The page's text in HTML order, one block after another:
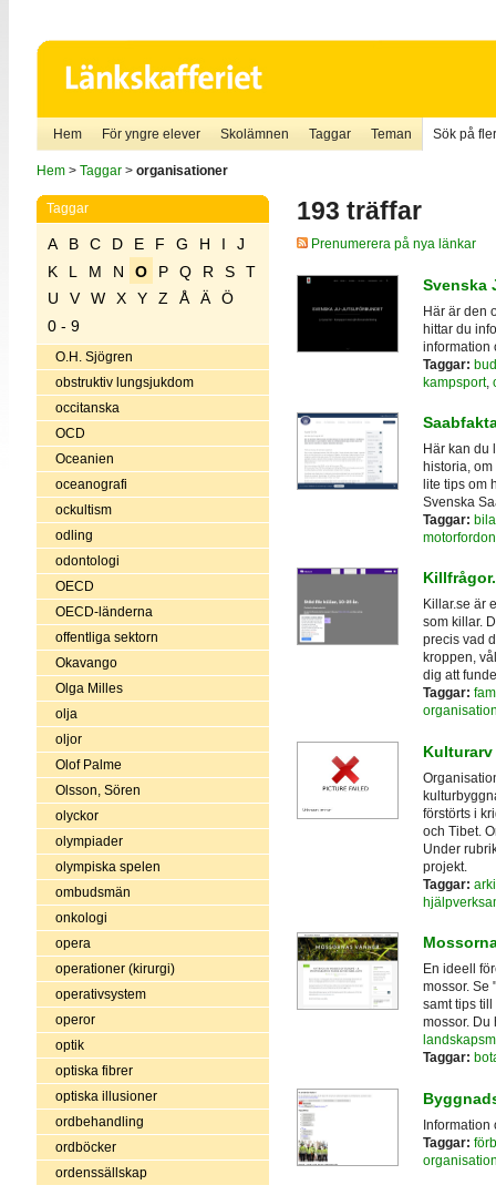
Hem För yngre elever Skolämnen Taggar Teman Sök på
Hem> Taggar> organisationer
Taggar
A B C D E F G H I
J
K
L M N O P Q R S
T
U
V W X Y Z Å Ä
Ö
0 - 9
O.H. Sjögren
obstruktiv lungsjukdom
occitanska
OCD
Oceanien
oceanografi
ockultism
odling
odontologi
OECD
OECD-länderna
offentliga sektorn
Okavango
Olga Milles
olja
oljor
Olof Palme
Olsson, Sören
olyckor
olympiader
olympiska spelen
ombudsmän
onkologi
opera
operationer (kirurgi)
operativsystem
operor
optik
optiska fibrer
optiska illusioner
ordbehandling
ordböcker
ordenssällskap
193 träffar
Prenumerera på nya länkar
Svenska
Här är den
hittar du
information
Taggar:
kampsport,
Här kan du
historia,
lite tips om
Svenska
Taggar:
motorfordon
Killar.se är
som killar.
precis vad
kroppen,
dig att
Taggar:
förstörts i
och Tibet.
Under
projekt.
Taggar:
En ideell
mossor. Se
samt tips
mossor.
Taggar:
Information
Taggar: